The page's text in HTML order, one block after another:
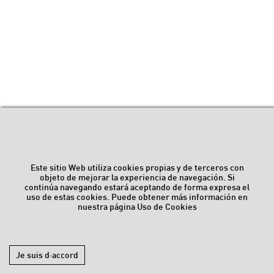
Este sitio Web utiliza cookies propias y de terceros con
objeto de mejorar la experiencia de navegación. Si
continúa navegando estará aceptando de forma expresa el
uso de estas cookies. Puede obtener más información en
nuestra página Uso de Cookies
Je suis d·accord